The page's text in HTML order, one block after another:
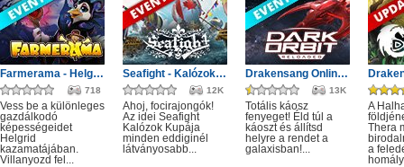
Farmerama - Helgrid utazása
718
Vess be a különleges
gazdálkodó
képességeidet
Helgrid
kazamatájában.
Villanyozd fel...
Seafight - Kalózok Kupája: Óceán bajnokai
12K
Ahoj, focirajongók!
Az idei Seafight
Kalózok Kupája
minden eddiginél
látványosabb...
Drakensang Online - Protegit zűrzavar
13K
Totális káosz
fenyeget! Éld túl a
káoszt és állítsd
helyre a rendet a
galaxisban!...
A
Thera
a